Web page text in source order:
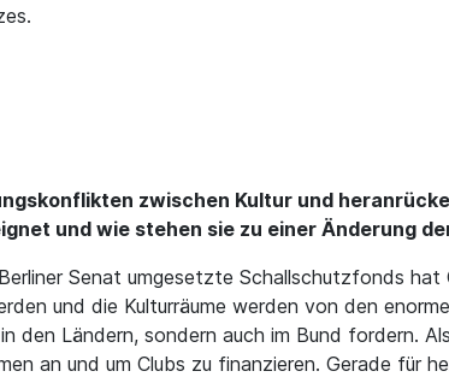
zwischen Kultur und
und wie stehen sie zu einer Änderung
Senat umgesetzte Schallschutzfonds hat
und die Kulturräume werden von den
Ländern, sondern auch im Bund fordern.
an und um Clubs zu finanzieren. Gerade für